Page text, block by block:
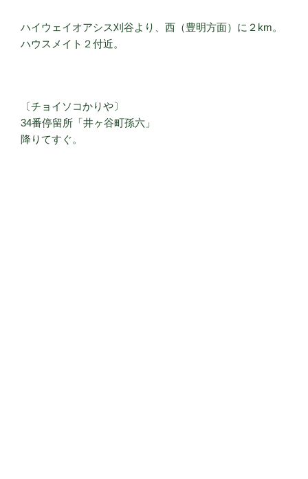
ハイウェイオアシス刈谷より、西（豊明方面）に２km。
ハウスメイト２付近。
〔チョイソコかりや〕
34番停留所「井ヶ谷町孫六」
降りてすぐ。